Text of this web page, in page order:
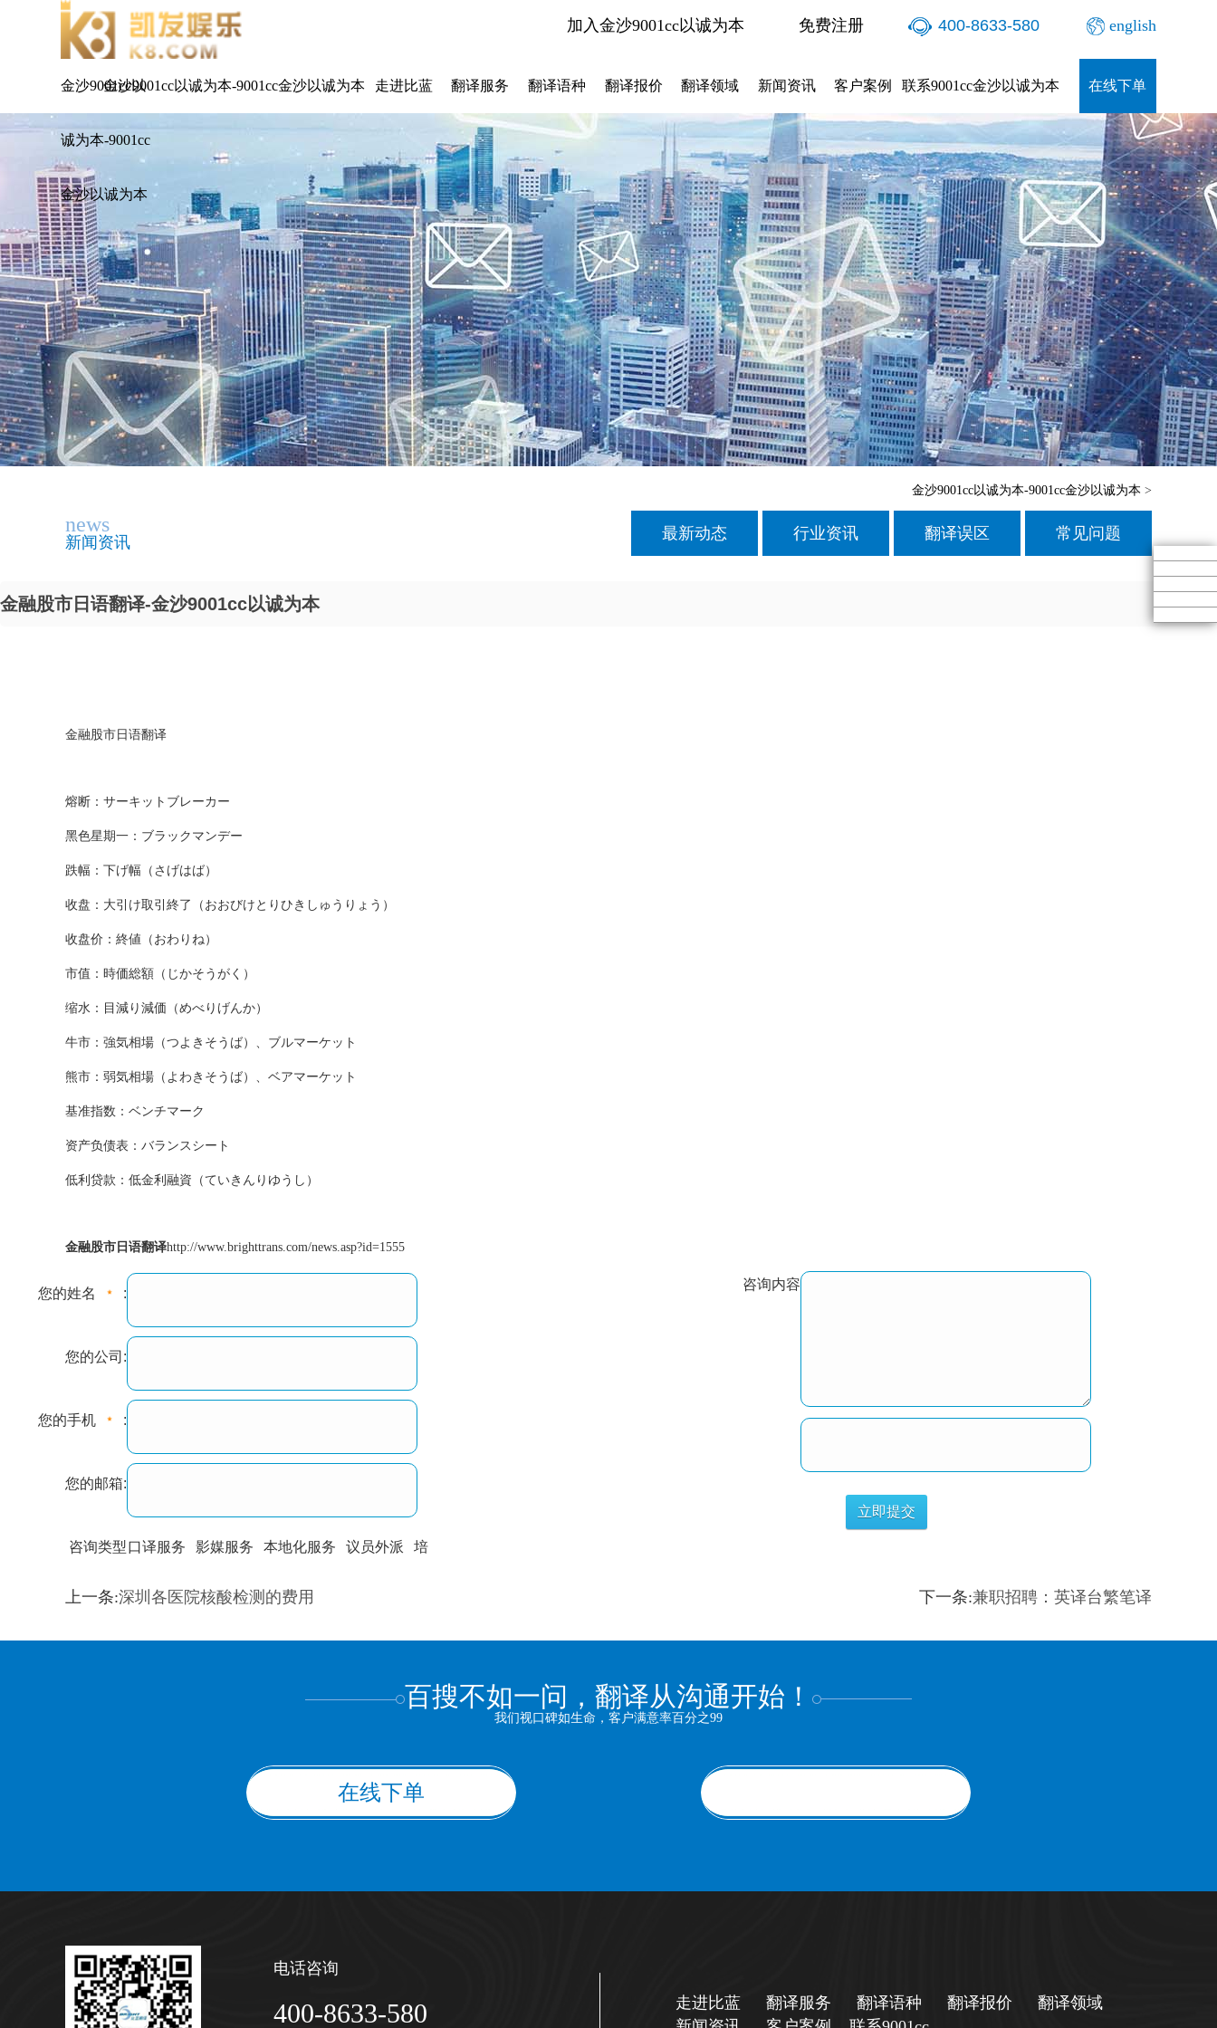
加入金沙9001cc以诚为本 免费注册 400-8633-580 english
金沙9001cc以
诚为本-9001cc
金沙以诚为本
金沙9001cc以诚为本-9001cc金沙以诚为本 走进比蓝 翻译服务 翻译语种 翻译报价 翻译领域 新闻资讯 客户案例 联系9001cc金沙以诚为本 在线下单
金沙9001cc以诚为本-9001cc金沙以诚为本 >
news
新闻资讯 最新动态 行业资讯 翻译误区 常见问题
金融股市日语翻译-金沙9001cc以诚为本
金融股市日语翻译
熔断：サーキットブレーカー
黑色星期一：ブラックマンデー
跌幅：下げ幅（さげはば）
收盘：大引け取引終了（おおびけとりひきしゅうりょう）
收盘价：終値（おわりね）
市值：時価総額（じかそうがく）
缩水：目減り減価（めべりげんか）
牛市：強気相場（つよきそうば）、ブルマーケット
熊市：弱気相場（よわきそうば）、ベアマーケット
基准指数：ベンチマーク
资产负债表：バランスシート
低利贷款：低金利融資（ていきんりゆうし）
金融股市日语翻译http://www.brighttrans.com/news.asp?id=1555
您的姓名 :
您的公司:
您的手机 :
您的邮箱:
咨询类型口译服务 影媒服务 本地化服务 议员外派 培
训翻译 标准级 专业级 出版级
咨询内容
上一条:深圳各医院核酸检测的费用 下一条:兼职招聘：英译台繁笔译
百搜不如一问，翻译从沟通开始！
我们视口碑如生命，客户满意率百分之99
在线下单
电话咨询
400-8633-580 走进比蓝 翻译服务 翻译语种 翻译报价
翻译领域